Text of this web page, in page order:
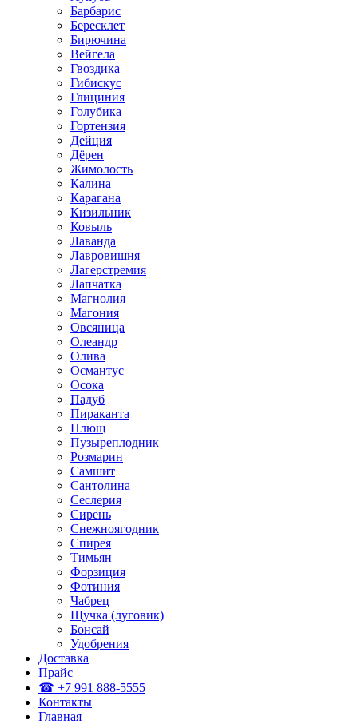
Барбарис
Бересклет
Бирючина
Вейгела
Гвоздика
Гибискус
Глициния
Голубика
Гортензия
Дейция
Дёрен
Жимолость
Калина
Карагана
Кизильник
Ковыль
Лаванда
Лавровишня
Лагерстремия
Лапчатка
Магнолия
Магония
Овсяница
Олеандр
Олива
Османтус
Осока
Падуб
Пираканта
Плющ
Пузыреплодник
Розмарин
Самшит
Сантолина
Сеслерия
Сирень
Снежноягодник
Спирея
Тимьян
Форзиция
Фотиния
Чабрец
Щучка (луговик)
Бонсай
Удобрения
Доставка
Прайс
☎ +7 991 888-5555
Контакты
Главная